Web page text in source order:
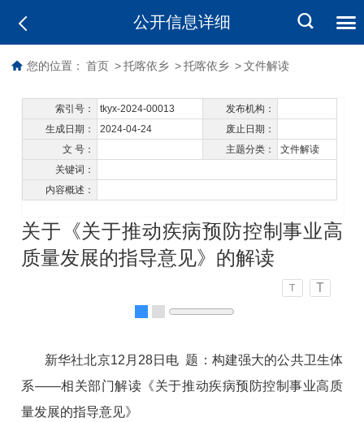
公开信息详细
您的位置： 首页 > 托喀依乡 > 托喀依乡 > 文件解读
索引号： tkyx-2024-00013
发布机构：
生成日期：
2024-04-24
废止日期：
文 号：
主题分类：
文件解读
关键词：
内容概述：
关于《关于推动疾病预防控制事业高
质量发展的指导意见》的解读
T T
新华社北京12月28日电 题：构建强大的公共卫生体
系——相关部门解读《关于推动疾病预防控制事业高质
量发展的指导意见》